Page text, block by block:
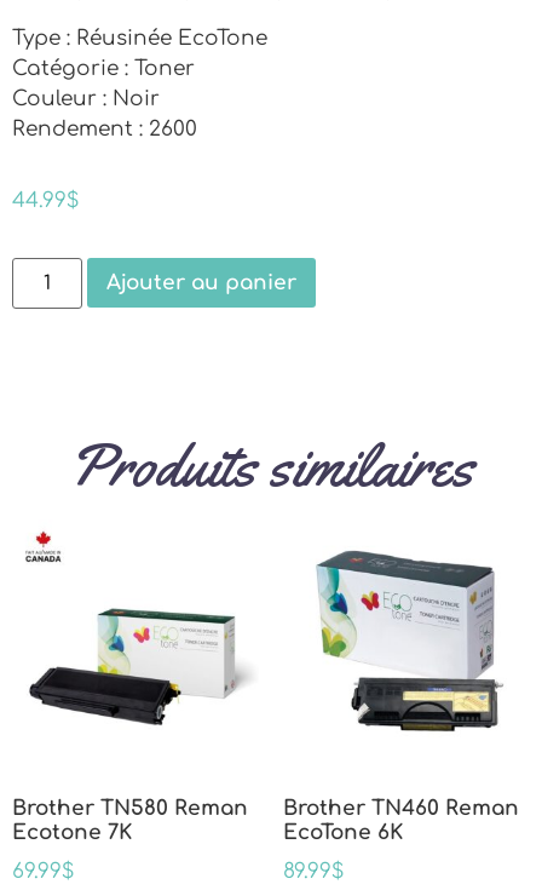
Type : Réusinée EcoTone
Catégorie : Toner
Couleur : Noir
Rendement : 2600
44.99$
Ajouter au panier
Produits similaires
Brother TN580 Reman
Ecotone 7K
69.99$
Brother TN460 Reman
EcoTone 6K
89.99$